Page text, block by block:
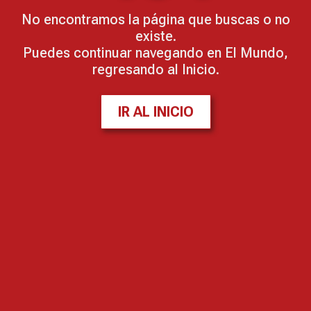
No encontramos la página que buscas o no
existe.
Puedes continuar navegando en El Mundo,
regresando al Inicio.
IR AL INICIO